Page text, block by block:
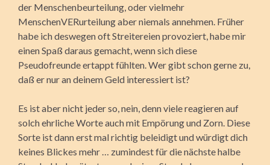
der Menschenbeurteilung, oder vielmehr
MenschenVERurteilung aber niemals annehmen. Früher
habe ich deswegen oft Streitereien provoziert, habe mir
einen Spaß daraus gemacht, wenn sich diese
Pseudofreunde ertappt fühlten. Wer gibt schon gerne zu,
daß er nur an deinem Geld interessiert ist?
Es ist aber nicht jeder so, nein, denn viele reagieren auf
solch ehrliche Worte auch mit Empörung und Zorn. Diese
Sorte ist dann erst mal richtig beleidigt und würdigt dich
keines Blickes mehr … zumindest für die nächste halbe